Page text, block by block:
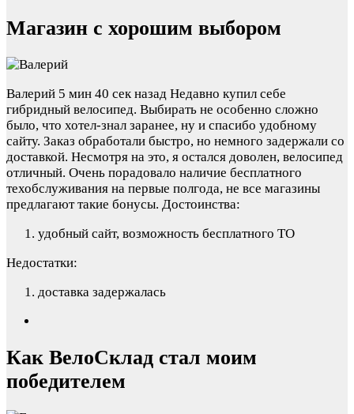
Магазин с хорошим выбором
Валерий 5 мин 40 сек назад Недавно купил себе
гибридный велосипед. Выбирать не особенно сложно
было, что хотел-знал заранее, ну и спасибо удобному
сайту. Заказ обработали быстро, но немного задержали со
доставкой. Несмотря на это, я остался доволен, велосипед
отличный. Очень порадовало наличие бесплатного
техобслуживания на первые полгода, не все магазины
предлагают такие бонусы. Достоинства:
удобный сайт, возможность бесплатного ТО
Недостатки:
доставка задержалась
Как ВелоСклад стал моим
победителем